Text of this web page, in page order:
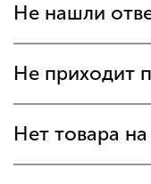
Не нашли
Не приходит
Нет товара на